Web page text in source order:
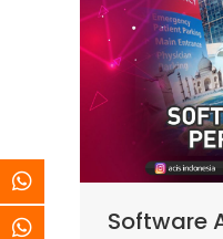
Software